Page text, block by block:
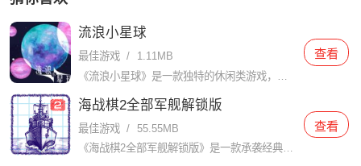
流浪小星球
最佳游戏 /
1.11MB
查看
海战棋2全部军舰解锁版
最佳游戏 / 55.55MB
《海战棋2全部军舰解锁版》是一款承袭经典海战棋玩法的手游。游戏以手绘风格的画面和策略性的战斗为特色，让玩家身临其境地体验战争的紧张与刺激。在游戏中，玩家将扮演一名海军指挥官，带领自己的舰队与敌人展开一
查看